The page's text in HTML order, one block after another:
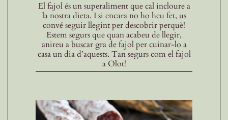
El fajol és un superaliment que cal incloure a
la nostra dieta. I si encara no ho heu fet, us
convé seguir llegint per descobrir perquè!
Estem segurs que quan acabeu de llegir,
anireu a buscar gra de fajol per cuinar-lo a
casa un dia d’aquests. Tan segurs com el fajol
a Olot!